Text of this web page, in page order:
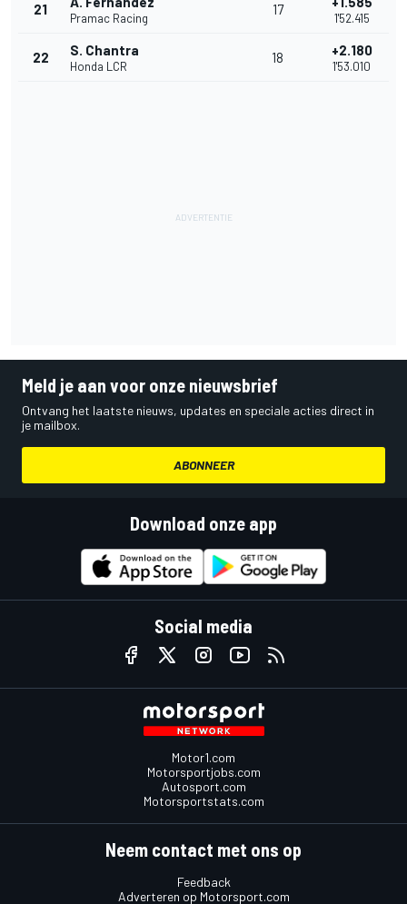
21
Pramac Racing
17
1'52.415
22 S. Chantra
Honda LCR
18 +2.180
1'53.010
Meld je aan voor onze nieuwsbrief
Ontvang het laatste nieuws, updates en speciale acties direct in
je mailbox.
ABONNEER
Download onze app
Social media
Motor1.com
Motorsportjobs.com
Autosport.com
Motorsportstats.com
Neem contact met ons op
Feedback
Adverteren op Motorsport.com